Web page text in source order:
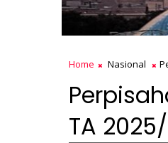
Home Nasional
TA